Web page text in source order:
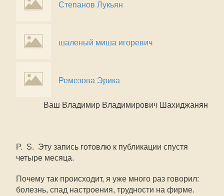
Степанов Лукьян
шаленый миша игоревич
Ремезова Эрика
Ваш Владимир Владимирович Шахиджанян
P. S. Эту запись готовлю к публикации спустя
четыре месяца.
Почему так происходит, я уже много раз говорил:
болезнь, спад настроения, трудности на фирме.